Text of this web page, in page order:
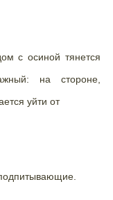
с осиной тянется
на стороне,
уйти от